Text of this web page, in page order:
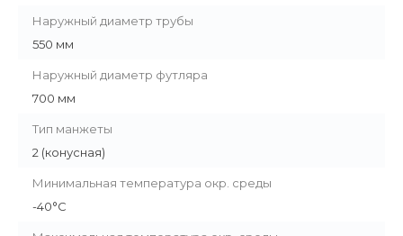
Наружный диаметр трубы
550 мм
Наружный диаметр футляра
700 мм
Тип манжеты
2 (конусная)
Минимальная температура окр. среды
-40°C